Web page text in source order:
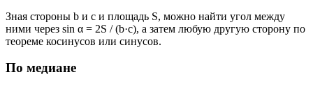
Зная стороны b и c и площадь S, можно найти угол между
ними через sin α = 2S / (b·c), а затем любую другую сторону по
теореме косинусов или синусов.
По медиане